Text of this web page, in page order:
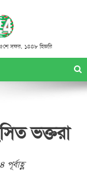
সফর, ১৪৪৮ হিজরি
ভক্তরা